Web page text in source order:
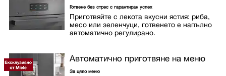
Готвене без стрес с гарантиран успех
Приготвяйте с лекота вкусни ястия: риба,
месо или зеленчуци, готвенето е напълно
автоматично регулирано.
Автоматично приготвяне на меню
За цяло меню